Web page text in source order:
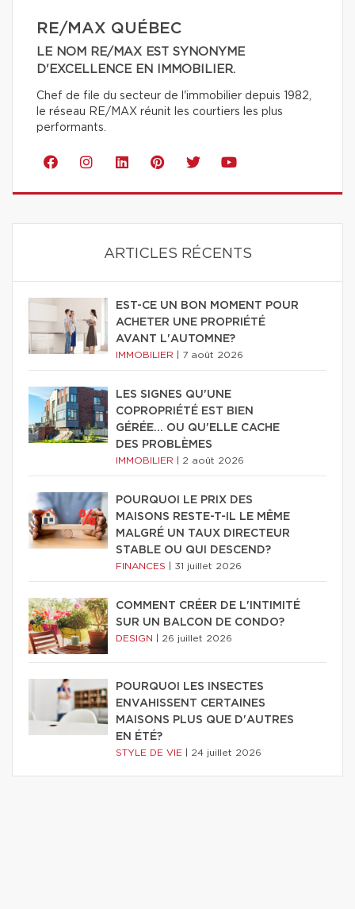
RE/MAX QUÉBEC
LE NOM RE/MAX EST SYNONYME
D'EXCELLENCE EN IMMOBILIER.
Chef de file du secteur de l'immobilier depuis 1982,
le réseau RE/MAX réunit les courtiers les plus
performants.
ARTICLES RÉCENTS
EST-CE UN BON MOMENT POUR
ACHETER UNE PROPRIÉTÉ
AVANT L'AUTOMNE?
IMMOBILIER 7 août 2026
LES SIGNES QU'UNE
COPROPRIÉTÉ EST BIEN
GÉRÉE… OU QU'ELLE CACHE
DES PROBLÈMES
IMMOBILIER 2 août 2026
POURQUOI LE PRIX DES
MAISONS RESTE-T-IL LE MÊME
MALGRÉ UN TAUX DIRECTEUR
STABLE OU QUI DESCEND?
FINANCES 31 juillet 2026
COMMENT CRÉER DE L'INTIMITÉ
SUR UN BALCON DE CONDO?
DESIGN 26 juillet 2026
POURQUOI LES INSECTES
ENVAHISSENT CERTAINES
MAISONS PLUS QUE D'AUTRES
EN ÉTÉ?
STYLE DE VIE 24 juillet 2026